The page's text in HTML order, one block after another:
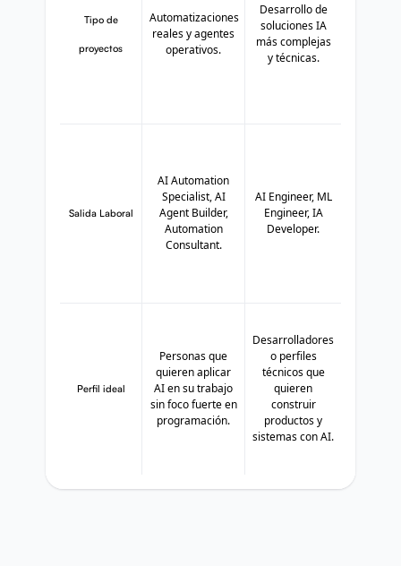
Tipo de
proyectos
Automatizaciones
reales y agentes
operativos.
Desarrollo de
soluciones IA
más complejas
y técnicas.
Salida Laboral
AI Automation
Specialist, AI
Agent Builder,
Automation
Consultant.
AI Engineer, ML
Engineer, IA
Developer.
Perfil ideal
Personas que
quieren aplicar
AI en su trabajo
sin foco fuerte en
programación.
Desarrolladores
o perfiles
técnicos que
quieren
construir
productos y
sistemas con AI.